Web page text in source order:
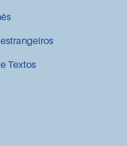
Textos